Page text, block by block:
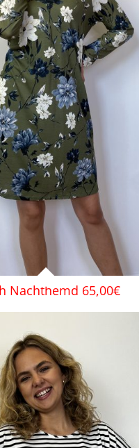
Nachthemd 65,00€